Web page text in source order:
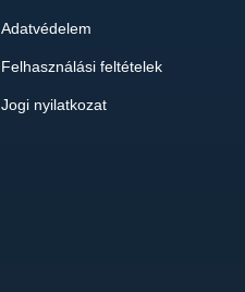
Adatvédelem
Felhasználási feltételek
Jogi nyilatkozat